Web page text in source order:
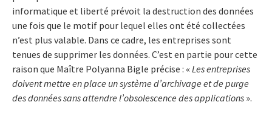
informatique et liberté prévoit la destruction des données
une fois que le motif pour lequel elles ont été collectées
n’est plus valable. Dans ce cadre, les entreprises sont
tenues de supprimer les données. C’est en partie pour cette
raison que Maître Polyanna Bigle précise : « Les entreprises
doivent mettre en place un système d’archivage et de purge
des données sans attendre l’obsolescence des applications ».